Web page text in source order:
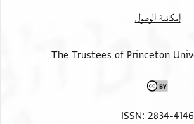
إمكانية الوصول
ISSN: 2834-4146